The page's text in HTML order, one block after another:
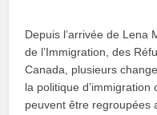
Depuis l’arrivée de Lena
de l’Immigration, des
Canada, plusieurs
la politique
peuvent être regroupées